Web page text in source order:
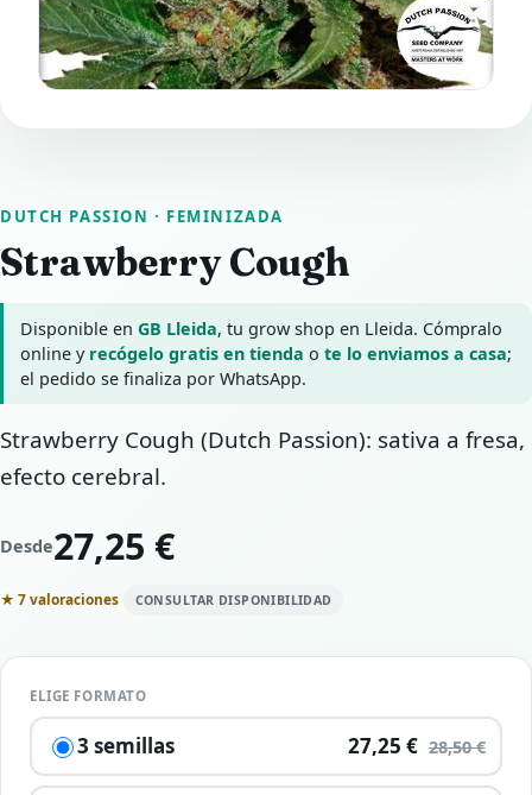
DUTCH PASSION · FEMINIZADA
Strawberry Cough
Disponible enGB Lleida, tu grow shop en Lleida. Cómpralo
online y recógelo gratis en tienda ote lo enviamos a casa;
el pedido se finaliza por WhatsApp.
Strawberry Cough (Dutch Passion): sativa a fresa,
efecto cerebral.
Desde27,25 €
★ 7 valoraciones CONSULTAR DISPONIBILIDAD
ELIGE FORMATO
3 semillas 27,25 € 28,50 €